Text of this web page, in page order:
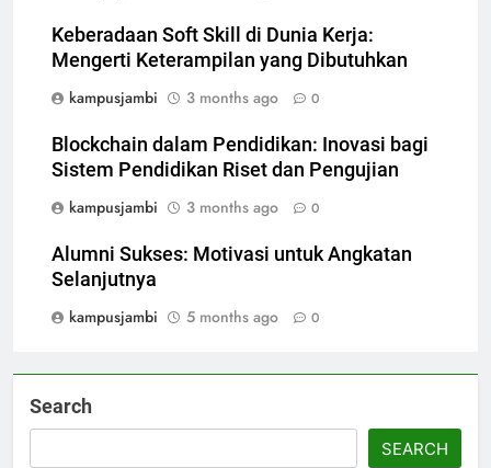
Keberadaan Soft Skill di Dunia Kerja:
Mengerti Keterampilan yang Dibutuhkan
kampusjambi
3 months ago 0
Blockchain dalam Pendidikan: Inovasi bagi
Sistem Pendidikan Riset dan Pengujian
kampusjambi
3 months ago 0
Alumni Sukses: Motivasi untuk Angkatan
Selanjutnya
kampusjambi
5 months ago 0
Search
SEARCH